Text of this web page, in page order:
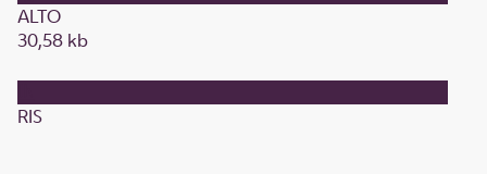
ALTO
30,58 kb
RIS